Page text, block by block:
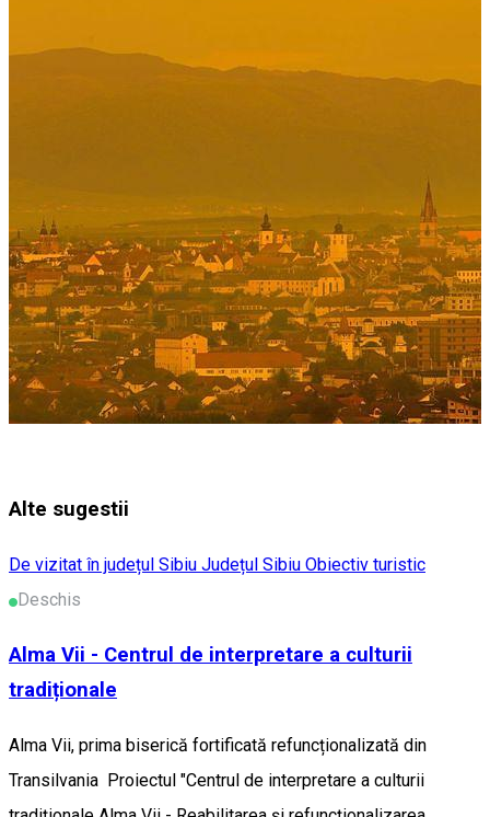
Alte sugestii
De vizitat în județul Sibiu Județul Sibiu Obiectiv turistic
Deschis
Alma Vii - Centrul de interpretare a culturii
tradiționale
Alma Vii, prima biserică fortificată refuncționalizată din
Transilvania Proiectul "Centrul de interpretare a culturii